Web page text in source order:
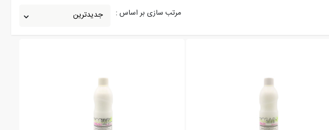
مرتب سازی بر اساس :